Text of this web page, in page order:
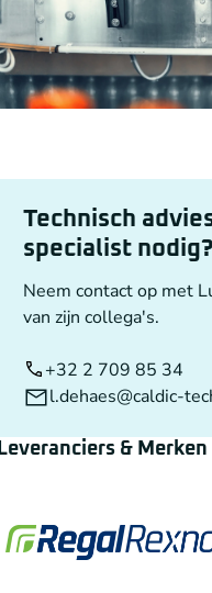
Technisch
specialist nodig?
Neem contact op met
van zijn collega's.
+32 2 709 85 34
l.dehaes@caldic-
Leveranciers & Merken